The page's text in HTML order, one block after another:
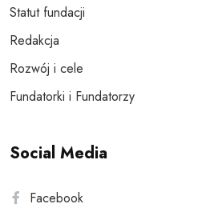
Statut fundacji
Redakcja
Rozwój i cele
Fundatorki i Fundatorzy
Social Media
Facebook